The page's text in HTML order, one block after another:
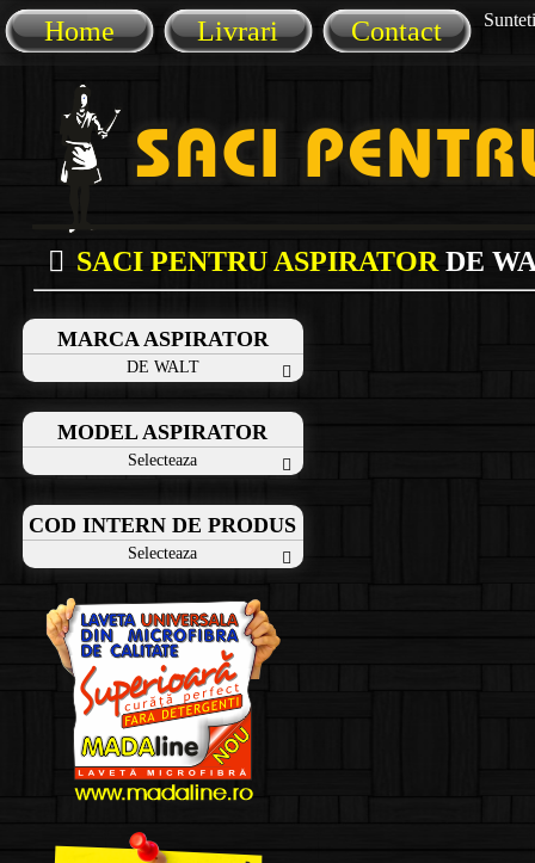
Home Livrari Contact
SACI PENTRU ASPIRATOR DE
MARCA ASPIRATOR
DE WALT
MODEL ASPIRATOR
Selecteaza
COD INTERN DE PRODUS
Selecteaza